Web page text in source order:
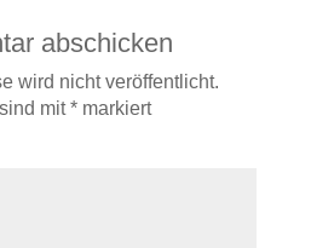
abschicken
wird nicht veröffentlicht.
mit*markiert